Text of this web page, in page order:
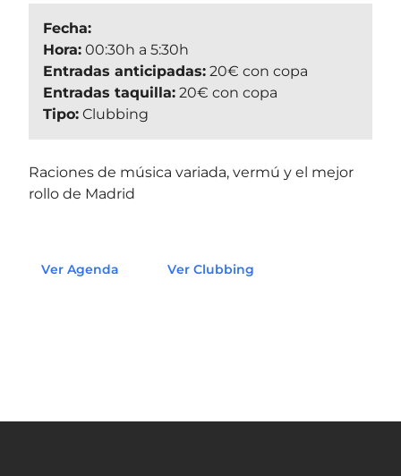
Fecha:
Hora: 00:30h a 5:30h
Entradas anticipadas: 20€ con copa
Entradas taquilla: 20€ con copa
Tipo: Clubbing
Raciones de música variada, vermú y el mejor
rollo de Madrid
Ver Agenda Ver Clubbing